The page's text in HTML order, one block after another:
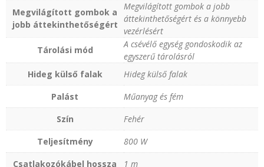
Megvilágított gombok a
jobb áttekinthetőségért
Megvilágított gombok a jobb
áttekinthetőségért és a könnyebb
vezérlésért
Tárolási mód
A csévélő egység gondoskodik az
egyszerű tárolásról
Hideg külső falak
Hideg külső falak
Palást
Műanyag és fém
Szín
Fehér
Teljesítmény
800 W
Csatlakozókábel hossza
1 m